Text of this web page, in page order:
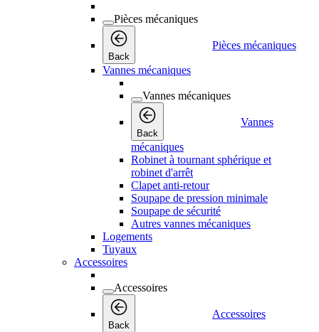
Pièces mécaniques
Back
Pièces mécaniques
Vannes mécaniques
Vannes mécaniques
Back
Vannes
mécaniques
Robinet à tournant sphérique et
robinet d'arrêt
Clapet anti-retour
Soupape de pression minimale
Soupape de sécurité
Autres vannes mécaniques
Logements
Tuyaux
Accessoires
Accessoires
Back
Accessoires